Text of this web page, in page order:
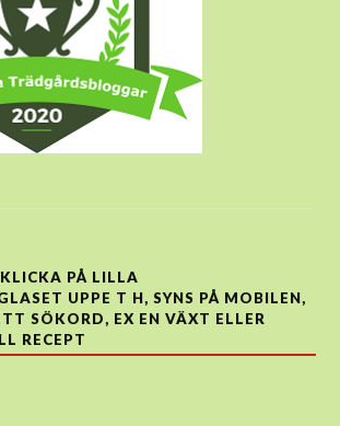
PÅ LILLA
UPPE T H, SYNS PÅ MOBILEN,
SÖKORD, EX EN VÄXT ELLER
RECEPT